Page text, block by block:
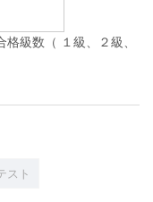
級数（ １級、２級、
スト